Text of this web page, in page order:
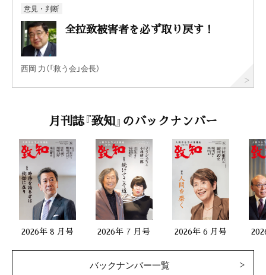
意見・判断
全拉致被害者を必ず取り戻す！
西岡 力（「救う会」会長）
月刊誌『致知』のバックナンバー
2026年 8 月号 2026年 7 月号 2026年 6 月号
バックナンバー一覧